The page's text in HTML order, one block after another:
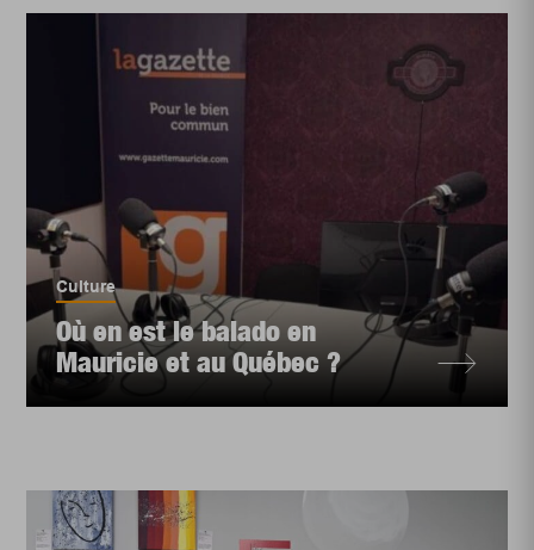
Culture
Où en est le balado en
Mauricie et au Québec ?